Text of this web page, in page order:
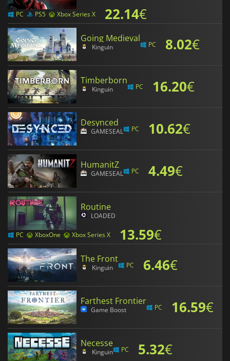
PC PS5 Xbox Series X 22.14€
Going Medieval
Kinguin PC 8.02€
Timberborn
Kinguin PC 16.20€
Desynced
GAMESEAL PC 10.62€
HumanitZ
GAMESEAL PC 4.49€
Routine
LOADED
PC XboxOne Xbox Series X 13.59€
The Front
Kinguin PC 6.46€
Farthest Frontier
Game Boost PC 16.59€
Necesse
Kinguin PC 5.32€